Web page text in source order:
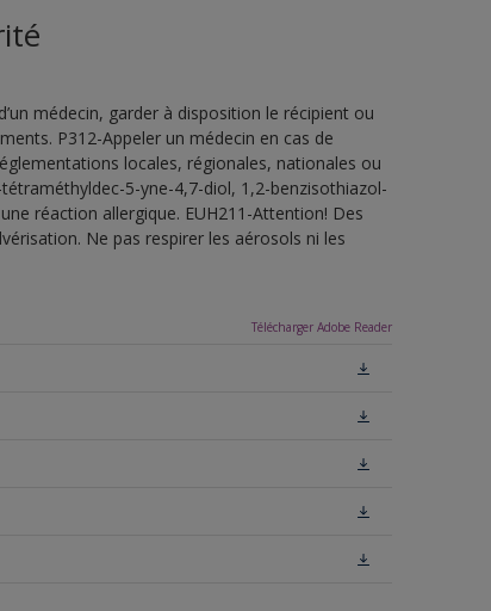
médecin, garder à disposition le récipient ou
P312-Appeler un médecin en cas de
locales, régionales, nationales ou
5-yne-4,7-diol, 1,2-benzisothiazol-
réaction allergique. EUH211-Attention! Des
Ne pas respirer les aérosols ni les
Télécharger Adobe Reader